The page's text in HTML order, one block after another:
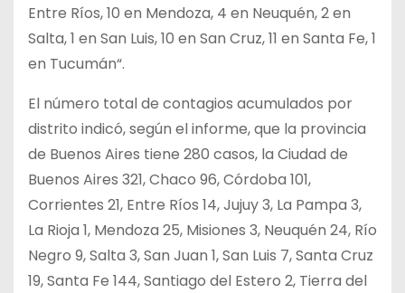
Entre Ríos, 10 en Mendoza, 4 en Neuquén, 2 en
Salta, 1 en San Luis, 10 en San Cruz, 11 en Santa Fe, 1
en Tucumán“.
El número total de contagios acumulados por
distrito indicó, según el informe, que la provincia
de Buenos Aires tiene 280 casos, la Ciudad de
Buenos Aires 321, Chaco 96, Córdoba 101,
Corrientes 21, Entre Ríos 14, Jujuy 3, La Pampa 3,
La Rioja 1, Mendoza 25, Misiones 3, Neuquén 24, Río
Negro 9, Salta 3, San Juan 1, San Luis 7, Santa Cruz
19, Santa Fe 144, Santiago del Estero 2, Tierra del